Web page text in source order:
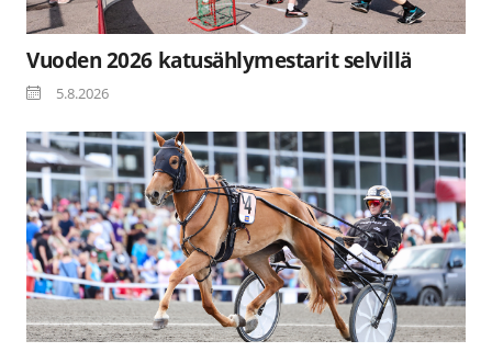
Vuoden 2026 katusählymestarit selvillä
5.8.2026